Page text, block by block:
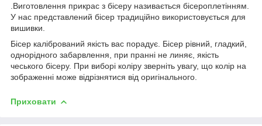
.Виготовлення прикрас з бісеру називається бісероплетінням.
У нас представлений бісер традиційно використовується для
вишивки.
Бісер калібрований якість вас порадує. Бісер рівний, гладкий,
однорідного забарвлення, при пранні не линяє, якість
чеського бісеру. При виборі коліру зверніть увагу, що колір на
зображенні може відрізнятися від оригінального.
Приховати